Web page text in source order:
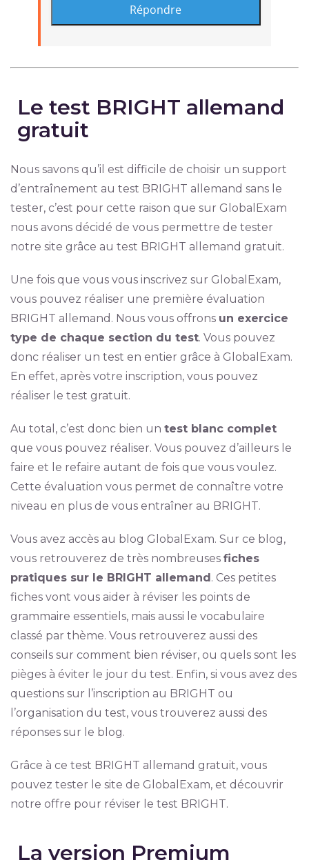
Le test BRIGHT allemand
gratuit
Nous savons qu’il est difficile de choisir un support
d’entraînement au test BRIGHT allemand sans le
tester, c’est pour cette raison que sur GlobalExam
nous avons décidé de vous permettre de tester
notre site grâce au test BRIGHT allemand gratuit.
Une fois que vous vous inscrivez sur GlobalExam,
vous pouvez réaliser une première évaluation
BRIGHT allemand. Nous vous offrons un exercice
type de chaque section du test. Vous pouvez
donc réaliser un test en entier grâce à GlobalExam.
En effet, après votre inscription, vous pouvez
réaliser le test gratuit.
Au total, c’est donc bien un test blanc complet
que vous pouvez réaliser. Vous pouvez d’ailleurs le
faire et le refaire autant de fois que vous voulez.
Cette évaluation vous permet de connaître votre
niveau en plus de vous entraîner au BRIGHT.
Vous avez accès au blog GlobalExam. Sur ce blog,
vous retrouverez de très nombreuses fiches
pratiques sur le BRIGHT allemand. Ces petites
fiches vont vous aider à réviser les points de
grammaire essentiels, mais aussi le vocabulaire
classé par thème. Vous retrouverez aussi des
conseils sur comment bien réviser, ou quels sont les
pièges à éviter le jour du test. Enfin, si vous avez des
questions sur l’inscription au BRIGHT ou
l’organisation du test, vous trouverez aussi des
réponses sur le blog.
Grâce à ce test BRIGHT allemand gratuit, vous
pouvez tester le site de GlobalExam, et découvrir
notre offre pour réviser le test BRIGHT.
La version Premium